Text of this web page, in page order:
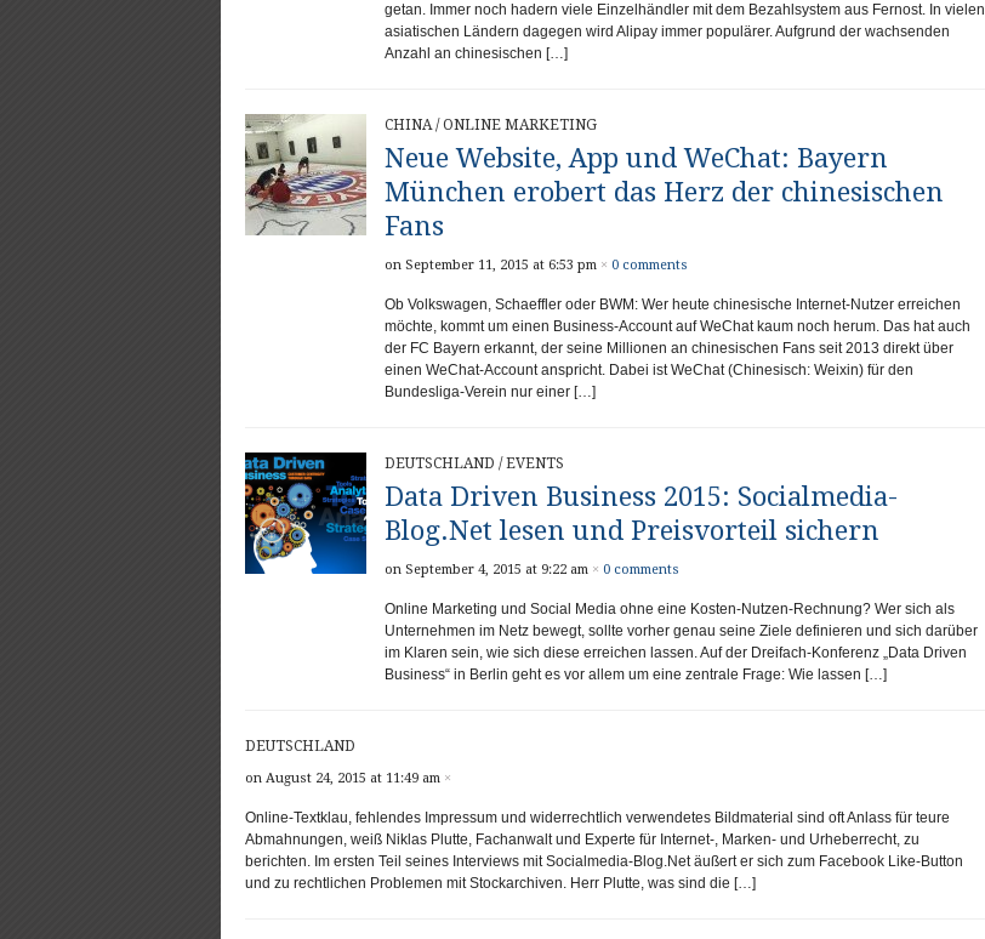
getan. Immer noch hadern viele Einzelhändler mit dem Bezahlsystem aus Fernost. In vielen
asiatischen Ländern dagegen wird Alipay immer populärer. Aufgrund der wachsenden
Anzahl an chinesischen […]
CHINA/ ONLINE MARKETING
Neue Website, App und WeChat: Bayern
München erobert das Herz der chinesischen
Fans
on September 11, 2015 at 6:53 pm × 0 comments
Ob Volkswagen, Schaeffler oder BWM: Wer heute chinesische Internet-Nutzer erreichen
möchte, kommt um einen Business-Account auf WeChat kaum noch herum. Das hat auch
der FC Bayern erkannt, der seine Millionen an chinesischen Fans seit 2013 direkt über
einen WeChat-Account anspricht. Dabei ist WeChat (Chinesisch: Weixin) für den
Bundesliga-Verein nur einer […]
DEUTSCHLAND / EVENTS
Data Driven Business 2015: Socialmedia-
Blog.Net lesen und Preisvorteil sichern
on September 4, 2015 at 9:22 am × 0 comments
Online Marketing und Social Media ohne eine Kosten-Nutzen-Rechnung? Wer sich als
Unternehmen im Netz bewegt, sollte vorher genau seine Ziele definieren und sich darüber
im Klaren sein, wie sich diese erreichen lassen. Auf der Dreifach-Konferenz „Data Driven
Business“ in Berlin geht es vor allem um eine zentrale Frage: Wie lassen […]
DEUTSCHLAND
on August 24, 2015 at 11:49 am ×
Online-Textklau, fehlendes Impressum und widerrechtlich verwendetes Bildmaterial sind oft Anlass für teure
Abmahnungen, weiß Niklas Plutte, Fachanwalt und Experte für Internet-, Marken- und Urheberrecht, zu
berichten. Im ersten Teil seines Interviews mit Socialmedia-Blog.Net äußert er sich zum Facebook Like-Button
und zu rechtlichen Problemen mit Stockarchiven. Herr Plutte, was sind die […]